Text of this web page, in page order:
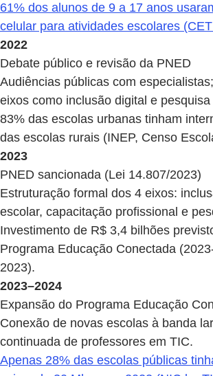
61% dos alunos de 9 a 17 anos
celular para atividades escolares
2022
Debate público e revisão da PNED
Audiências públicas com
eixos como inclusão digital e
83% das escolas urbanas tinham
das escolas rurais (INEP, Censo
2023
PNED sancionada (Lei 14.807/2023)
Estruturação formal dos 4 eixos:
escolar, capacitação profissional e
Investimento de R$ 3,4 bilhões
Programa Educação Conectada
2023).
2023–2024
Expansão do Programa Educação
Conexão de novas escolas à banda
continuada de professores em TIC.
Apenas 28% das escolas públicas